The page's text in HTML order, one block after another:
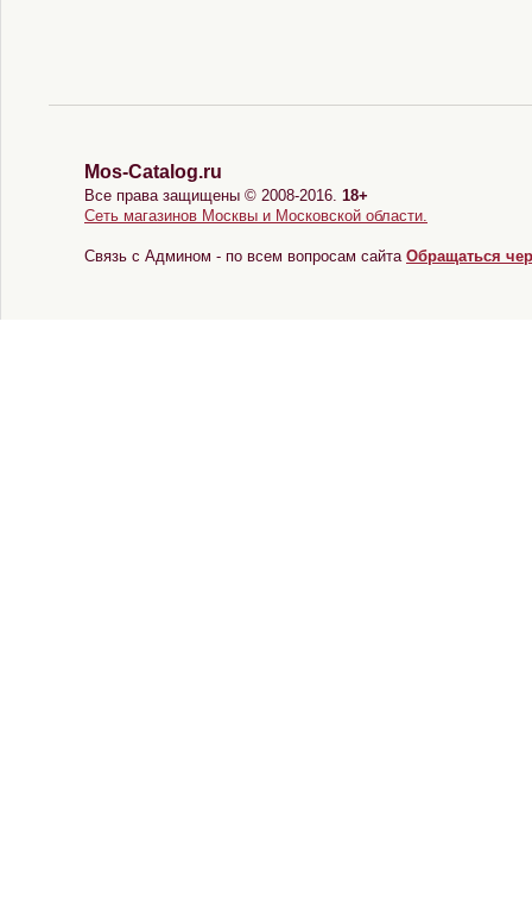
Mos-Catalog.ru
Все права защищены © 2008-2016. 18+
Сеть магазинов Москвы и Московской области.
Связь с Админом - по всем вопросам сайта Обращаться